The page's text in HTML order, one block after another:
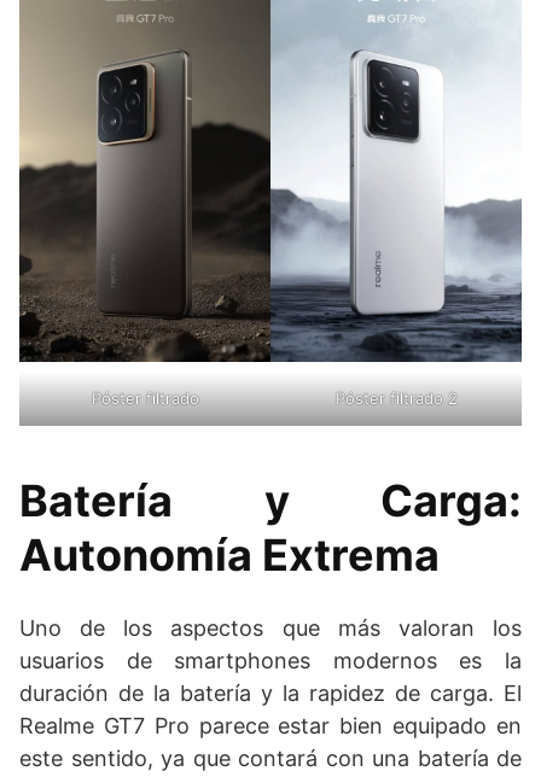
Póster filtrado Póster filtrado 2
Batería y Carga:
Autonomía Extrema
Uno de los aspectos que más valoran los
usuarios de smartphones modernos es la
duración de la batería y la rapidez de carga. El
Realme GT7 Pro parece estar bien equipado en
este sentido, ya que contará con una batería de